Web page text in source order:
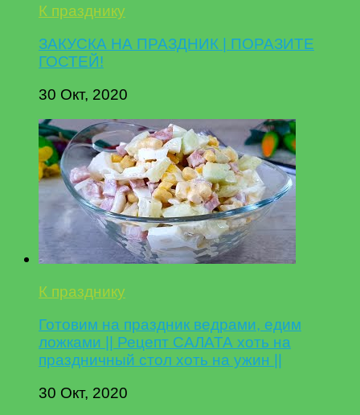
К празднику
ЗАКУСКА НА ПРАЗДНИК | ПОРАЗИТЕ
ГОСТЕЙ!
30 Окт, 2020
К празднику
Готовим на праздник ведрами, едим
ложками || Рецепт САЛАТА хоть на
праздничный стол хоть на ужин ||
30 Окт, 2020